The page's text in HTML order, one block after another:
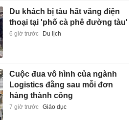
Du khách bị tàu hất văng điện
thoại tại 'phố cà phê đường tàu'
6 giờ trước Du lịch
Cuộc đua vô hình của ngành
Logistics đằng sau mỗi đơn
hàng thành công
7 giờ trước Giáo dục